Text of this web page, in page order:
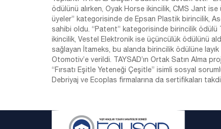
ödülünü alırken, Oyak Horse ikincilik, CMS Jant ise
üyeler” kategorisinde de Epsan Plastik birincilik,
sahibi oldu. “Patent” kategorisinde birincilik ödülü
ikincilik, Vestel Elektronik ise üçüncülük ödülünü
sağlayan İtameks, bu alanda birincilik ödülüne
Otomotiv’e verildi. TAYSAD’ın Ortak Satın Alma
“Fırsatı Eşitle Yeteneği Çeşitle” isimli sosyal
Debriyaj ve Ecoplas firmalarına da sertifikaları